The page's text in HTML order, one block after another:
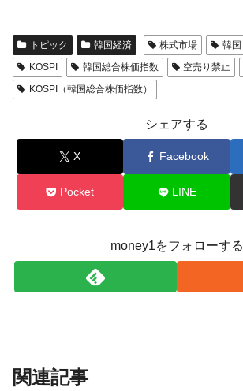
トピック 韓国経済 株式市場 韓国
KOSPI
韓国総合株価指数 空売り禁止
KOSPI（韓国総合株価指数）
シェアする
X Facebook
Pocket LINE
money1をフォローする
関連記事